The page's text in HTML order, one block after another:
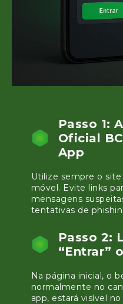
Passo 1:
Oficial
App
Utilize sempre o
móvel. Evite links
mensagens
tentativas de
Passo 2:
“Entrar”
Na página inicial, o
normalmente no
app, estará visível